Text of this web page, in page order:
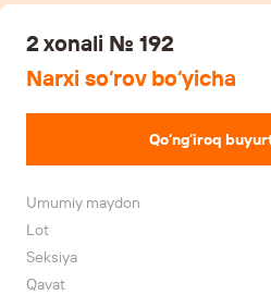
2 xonali № 192
Narxi so‘rov bo‘yicha
Qo‘ng‘iroq
Umumiy maydon
Lot
Seksiya
Qavat